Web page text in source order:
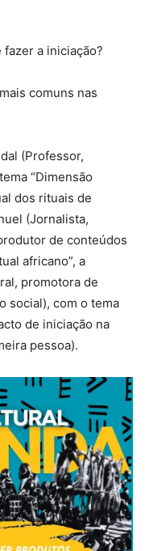
a iniciação?
comuns nas
(Professor,
“Dimensão
dos rituais de
(Jornalista,
de conteúdos
africano”, a
promotora de
social), com o tema
de iniciação na
pessoa).